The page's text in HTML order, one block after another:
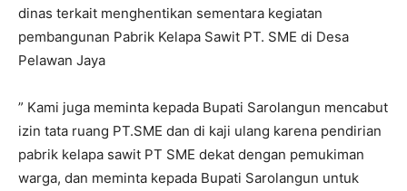
dinas terkait menghentikan sementara kegiatan
pembangunan Pabrik Kelapa Sawit PT. SME di Desa
Pelawan Jaya
” Kami juga meminta kepada Bupati Sarolangun mencabut
izin tata ruang PT.SME dan di kaji ulang karena pendirian
pabrik kelapa sawit PT SME dekat dengan pemukiman
warga, dan meminta kepada Bupati Sarolangun untuk